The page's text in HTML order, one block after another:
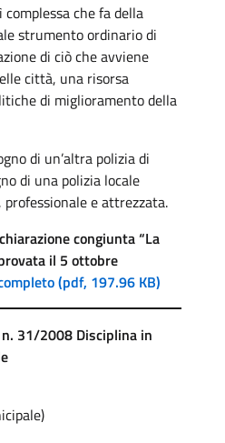
complessa che fa della
strumento ordinario di
di ciò che avviene
città, una risorsa
di miglioramento della
di un’altra polizia di
di una polizia locale
e attrezzata.
congiunta “La
il 5 ottobre
(pdf, 197.96 KB)
n. 31/2008 Disciplina in